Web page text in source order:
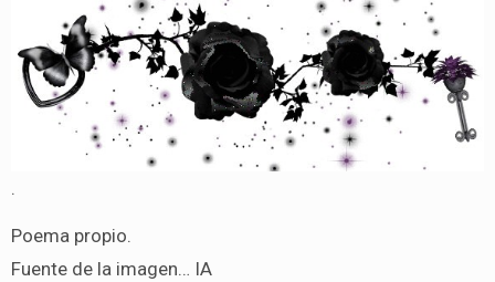
.
Poema propio.
Fuente de la imagen… IA